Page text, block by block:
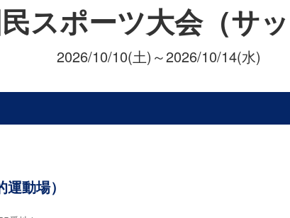
スポーツ大会（サッ
2026/10/10(土)～2026/10/14(水)
動場）